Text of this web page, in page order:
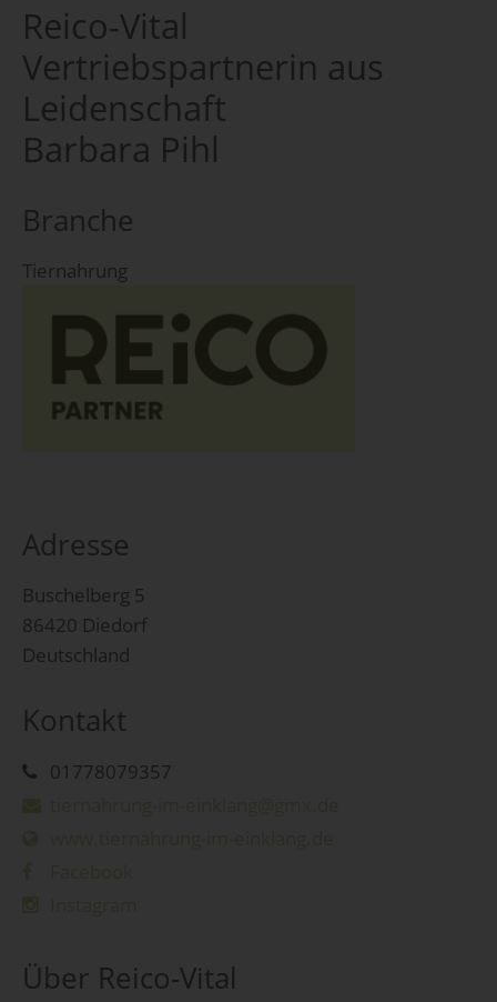
Reico-Vital
Vertriebspartnerin aus
Leidenschaft
Barbara Pihl
Branche
Tiernahrung
Adresse
Buschelberg 5
86420 Diedorf
Deutschland
Kontakt
01778079357
Über Reico-Vital